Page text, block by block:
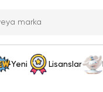
Yeni Lisanslar